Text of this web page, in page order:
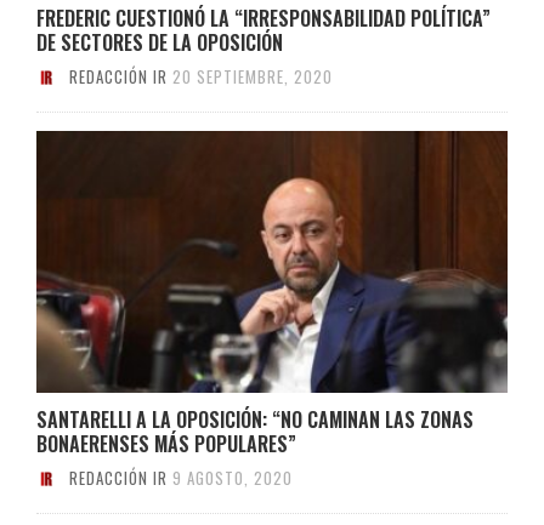
FREDERIC CUESTIONÓ LA “IRRESPONSABILIDAD POLÍTICA”
DE SECTORES DE LA OPOSICIÓN
REDACCIÓN IR 20 SEPTIEMBRE, 2020
SANTARELLI A LA OPOSICIÓN: “NO CAMINAN LAS ZONAS
BONAERENSES MÁS POPULARES”
REDACCIÓN IR 9 AGOSTO, 2020